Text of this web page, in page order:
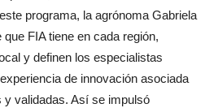
programa, la agrónoma Gabriela
FIA tiene en cada región,
y definen los especialistas
de innovación asociada
validadas. Así se impulsó